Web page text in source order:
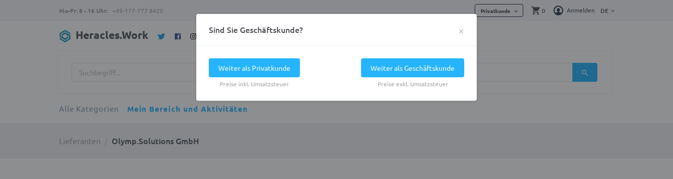
Mo-Fr: 8 - 16 Uhr: +49-177-777 8420 Privatkunde 0 Anmelden DE
Heracles.Work
Alle Kategorien Mein Bereich und Aktivitäten
Lieferanten Olymp.Solutions GmbH
Sind Sie Geschäftskunde? ×
Weiter als Privatkunde
Preise inkl. Umsatzsteuer
Weiter als Geschäftskunde
Preise exkl. Umsatzsteuer